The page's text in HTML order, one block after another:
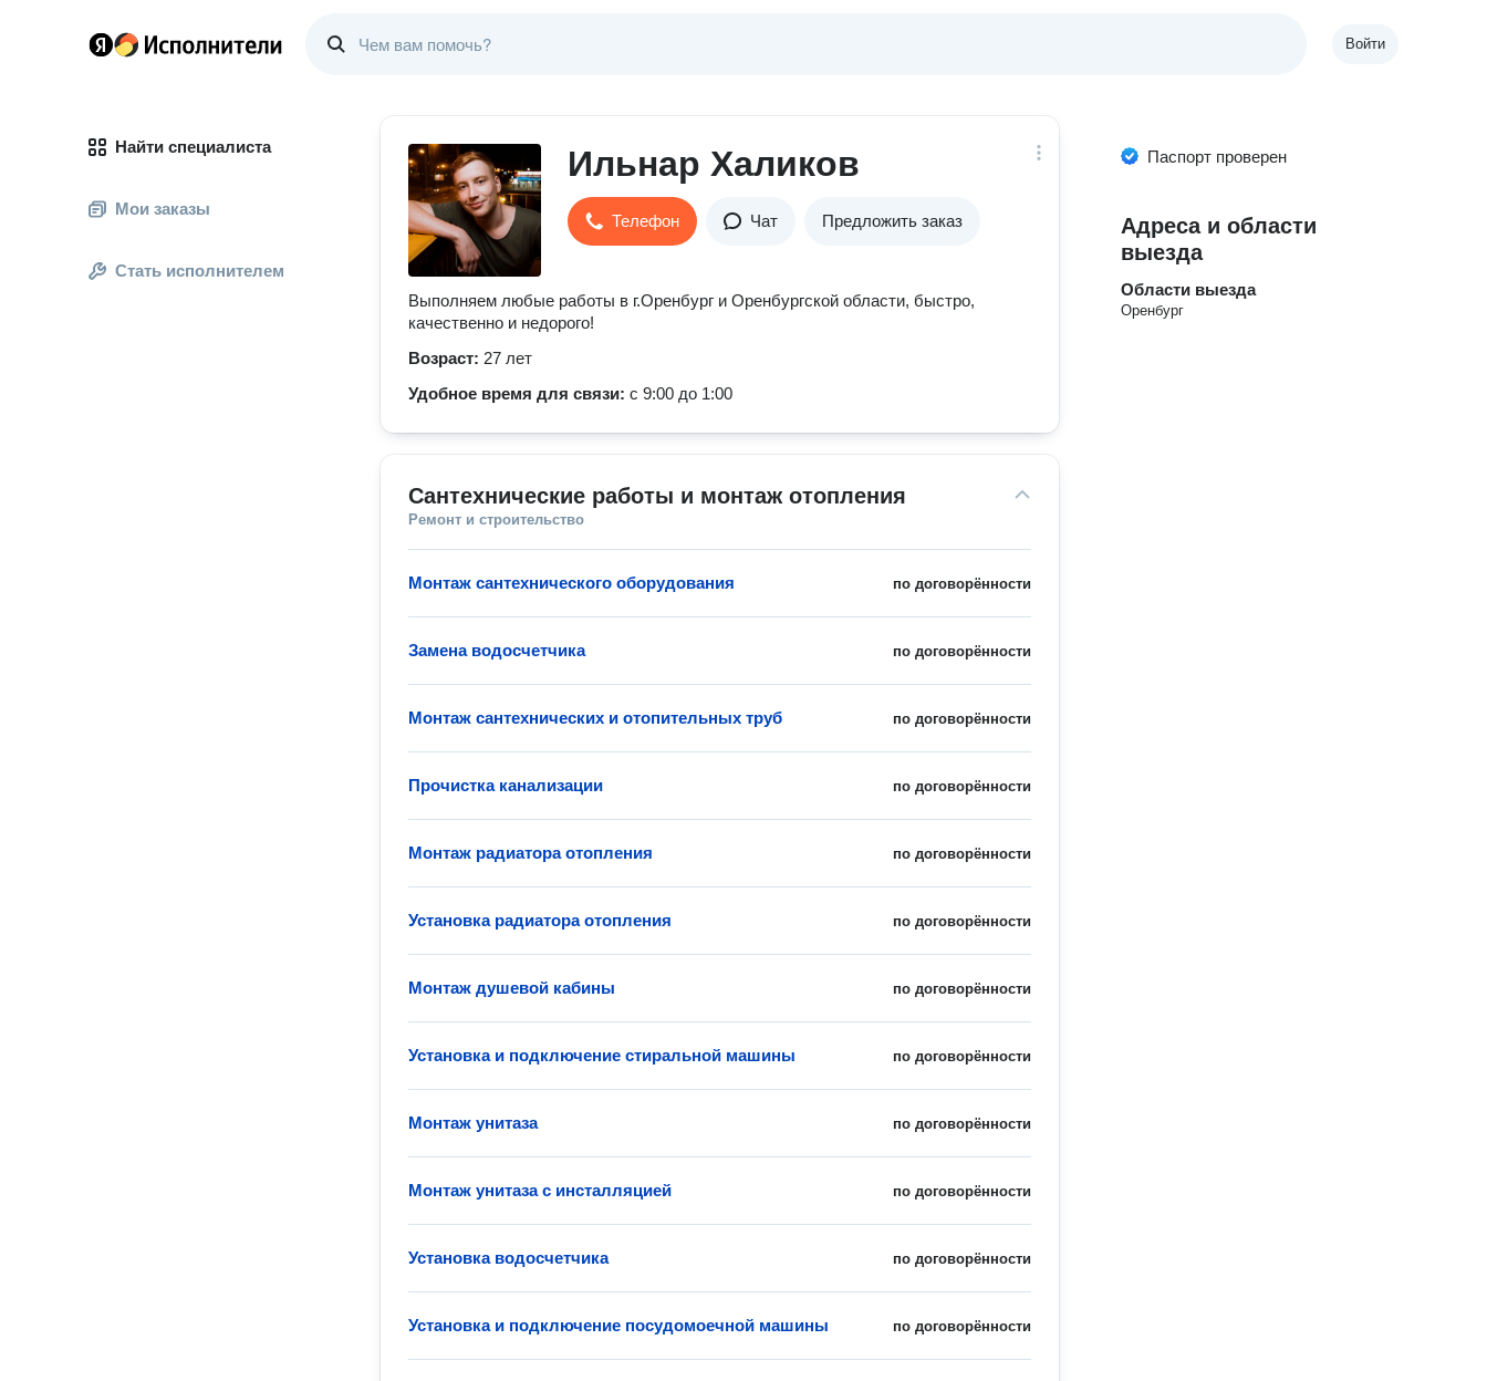
Войти
Найти специалиста
Мои заказы
Стать исполнителем
Ильнар Халиков
Телефон Чат Предложить заказ
Выполняем любые работы в г.Оренбург и Оренбургской области, быстро,
качественно и недорого!
Возраст: 27 лет
Удобное время для связи: с 9:00 до 1:00
Сантехнические работы и монтаж отопления
Ремонт и строительство
по договорённости
Монтаж сантехнического оборудования
по договорённости
Замена водосчетчика
по договорённости
Монтаж сантехнических и отопительных труб
по договорённости
Прочистка канализации
по договорённости
Монтаж радиатора отопления
по договорённости
Установка радиатора отопления
по договорённости
Монтаж душевой кабины
по договорённости
Установка и подключение стиральной машины
по договорённости
Монтаж унитаза
по договорённости
Монтаж унитаза с инсталляцией
по договорённости
Установка водосчетчика
по договорённости
Установка и подключение посудомоечной машины
Паспорт проверен
Адреса и области
выезда
Области выезда
Оренбург